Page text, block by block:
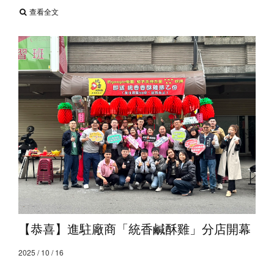
查看全文
【恭喜】進駐廠商「統香鹹酥雞」分店開幕
2025 / 10 / 16